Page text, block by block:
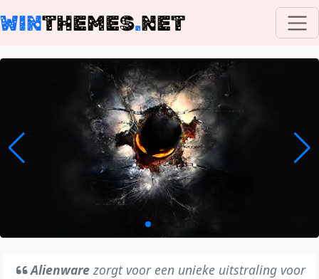
WINTHEMES.NET
Alienwarezorgt voor een unieke uitstraling voor